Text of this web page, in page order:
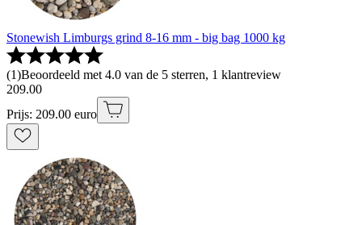
Stonewish Limburgs grind 8-16 mm - big bag 1000 kg
(1)Beoordeeld met 4.0 van de 5 sterren, 1 klantreview
209.00
Prijs: 209.00 euro